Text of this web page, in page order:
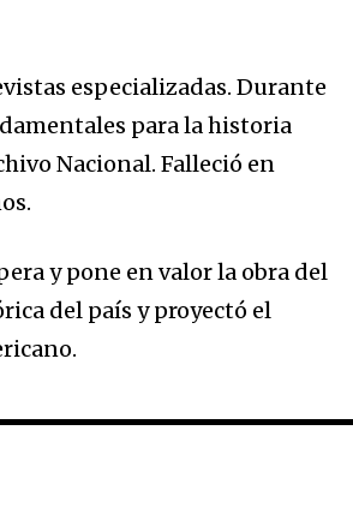
especializadas. Durante
para la historia
Nacional. Falleció en
y pone en valor la obra del
del país y proyectó el